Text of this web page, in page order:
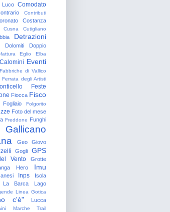
Comodato
Contributi
Costanza
Cusna Cutigliano
Detrazioni
Dolomiti
Doppio
Eglio Elba
Eventi
Fabbriche di Vallico
Ferrata degli Artisti
Feste
Fiocca Fisco
Fogliaio Folgorito
Foto del mese
Freddone Funghi
Gallicano
Geo
Giovo
Gogli GPS
Vento
Grotte
Hero Imu
Inps
Isola
La Barca
Lago
Linea Gotica
c'è" Lucca
Marche Trail